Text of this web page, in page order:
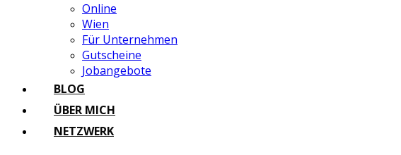
Online
Wien
Für Unternehmen
Gutscheine
Jobangebote
BLOG
ÜBER MICH
NETZWERK